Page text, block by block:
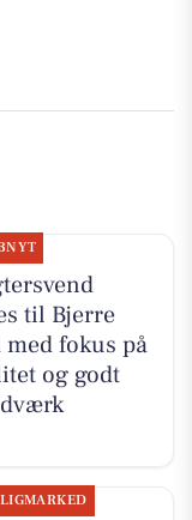
til Bjerre
med fokus på
og godt